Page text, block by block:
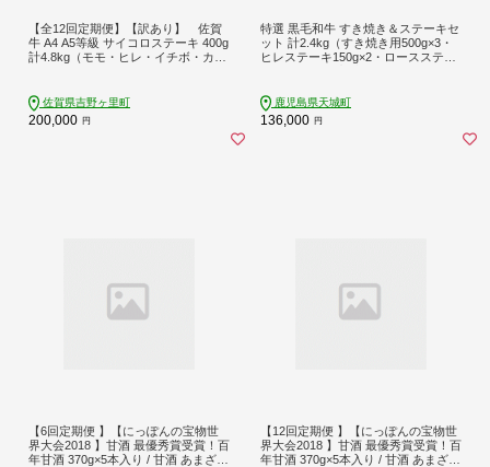
【全12回定期便】【訳あり】 佐賀
牛 A4 A5等級 サイコロステーキ 400g
計4.8kg（モモ・ヒレ・イチボ・カル
佐賀県吉野ヶ里町
200,000 円
特選 黒毛和牛 すき焼き＆ステーキセ
ット 計2.4kg（すき焼き用500g×3・
ヒレステーキ150g×2・ロースステー
鹿児島県天城町
136,000 円
【6回定期便 】【にっぽんの宝物世
界大会2018 】甘酒 最優秀賞受賞！百
年甘酒 370g×5本入り / 甘酒 あまざけ
【12回定期便 】【にっぽんの宝物世
界大会2018 】甘酒 最優秀賞受賞！百
年甘酒 370g×5本入り / 甘酒 あまざけ